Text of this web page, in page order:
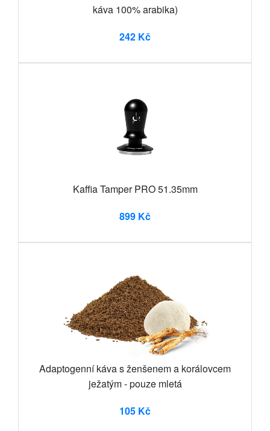
káva 100% arabika)
242 Kč
Kaffia Tamper PRO 51.35mm
899 Kč
Adaptogenní káva s ženšenem a korálovcem
ježatým - pouze mletá
105 Kč